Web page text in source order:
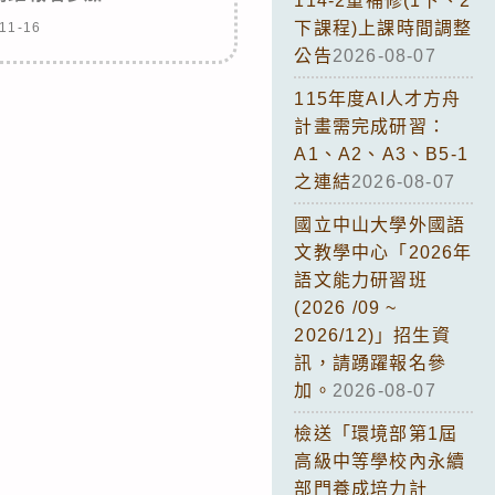
16
下課程)上課時間調整
公告2026-08-07
115年度AI人才方舟
計畫需完成研習：
A1、A2、A3、B5-1
之連結2026-08-07
國立中山大學外國語
文教學中心「2026年
語文能力研習班
(2026 /09 ~
2026/12)」招生資
訊，請踴躍報名參
加。 2026-08-07
檢送「環境部第1屆
高級中等學校內永續
部門養成培力計